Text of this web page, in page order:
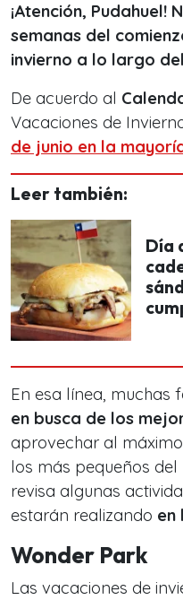
¡Atención, Pudahuel!
semanas del
invierno a lo largo
De acuerdo al
Vacaciones de
de junio en la
Leer también:
Día
En esa línea, muchas
en busca de los
aprovechar al
los más pequeños del
revisa algunas
estarán realizando en
Wonder Park
Las vacaciones de